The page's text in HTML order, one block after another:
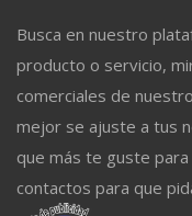
Busca en nuestro
producto o servicio,
comerciales de
mejor se ajuste a tus
que más te guste
contactos para que